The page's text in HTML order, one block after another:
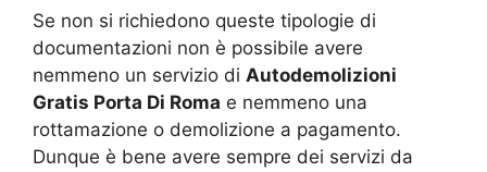
Se non si richiedono queste tipologie di
documentazioni non è possibile avere
nemmeno un servizio di Autodemolizioni
Gratis Porta Di Roma e nemmeno una
rottamazione o demolizione a pagamento.
Dunque è bene avere sempre dei servizi da